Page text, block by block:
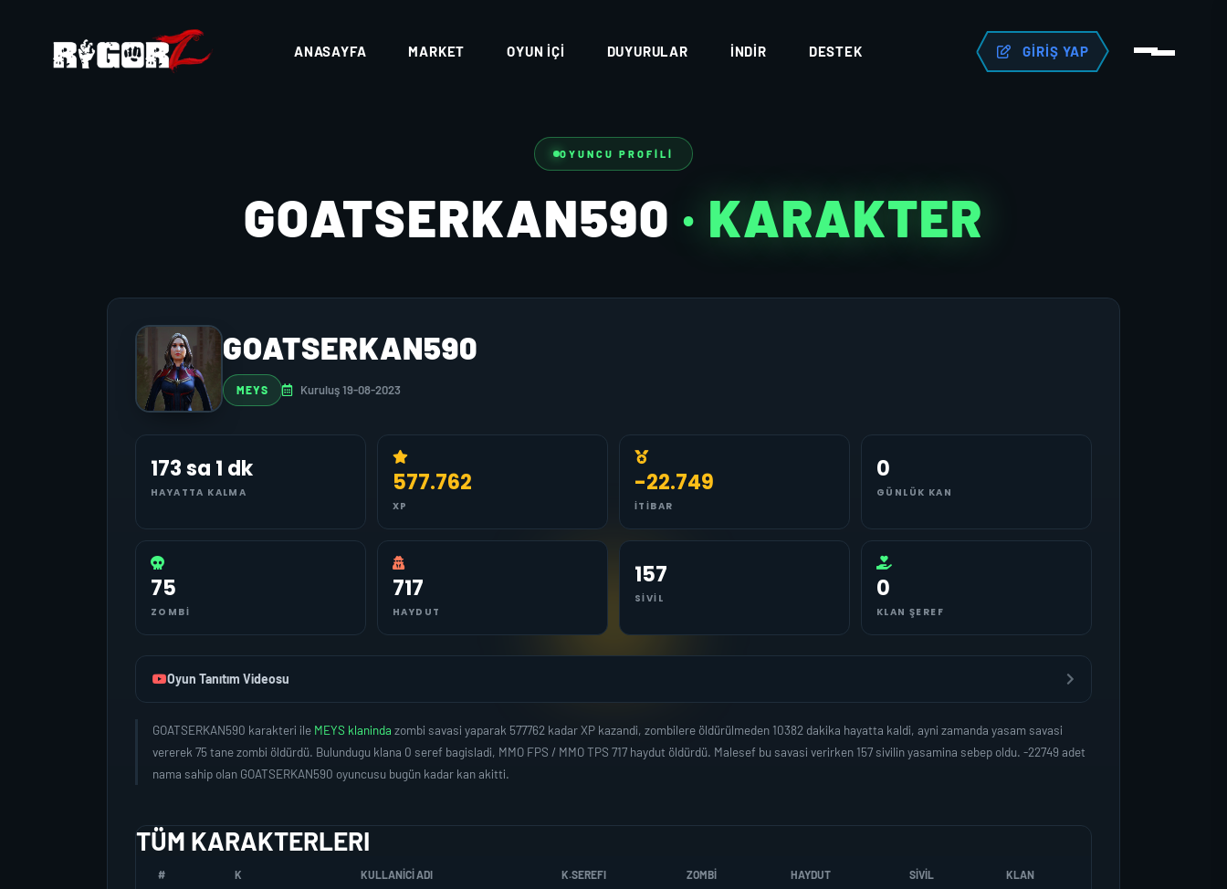
ANASAYFA MARKET OYUN İÇI DUYURULAR İNDIR DESTEK GIRIŞ YAP
OYUNCU PROFILI
GOATSERKAN590 · KARAKTER
GOATSERKAN590
MEYS Kuruluş 19-08-2023
173 sa 1 dk
HAYATTA KALMA 577.762
XP
-22.749
İTIBAR
0
GÜNLÜK KAN
75
ZOMBI
717
HAYDUT
157
SIVIL 0
KLAN ŞEREF
Oyun Tanıtım Videosu
GOATSERKAN590 karakteri ile MEYS klaninda zombi savasi yaparak 577762 kadar XP kazandi, zombilere öldürülmeden 10382 dakika hayatta kaldi, ayni zamanda yasam savasi
vererek 75 tane zombi öldürdü. Bulundugu klana 0 seref bagisladi, MMO FPS / MMO TPS 717 haydut öldürdü. Malesef bu savasi verirken 157 sivilin yasamina sebep oldu. -22749 adet
nama sahip olan GOATSERKAN590 oyuncusu bugün kadar kan akitti.
TÜM KARAKTERLERI
# K KULLANICI ADI K.SEREFI ZOMBI HAYDUT SIVIL KLAN